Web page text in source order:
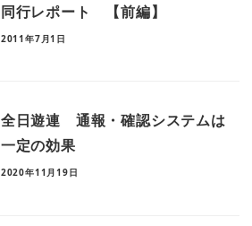
同行レポート 【前編】
2011年7月1日
全日遊連 通報・確認システムは
一定の効果
2020年11月19日